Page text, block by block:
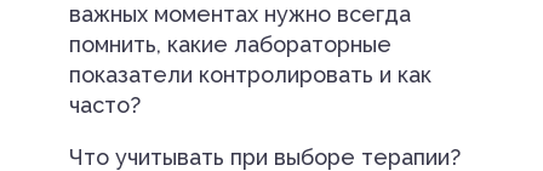
важных моментах нужно всегда
помнить, какие лабораторные
показатели контролировать и как
часто?
Что учитывать при выборе терапии?